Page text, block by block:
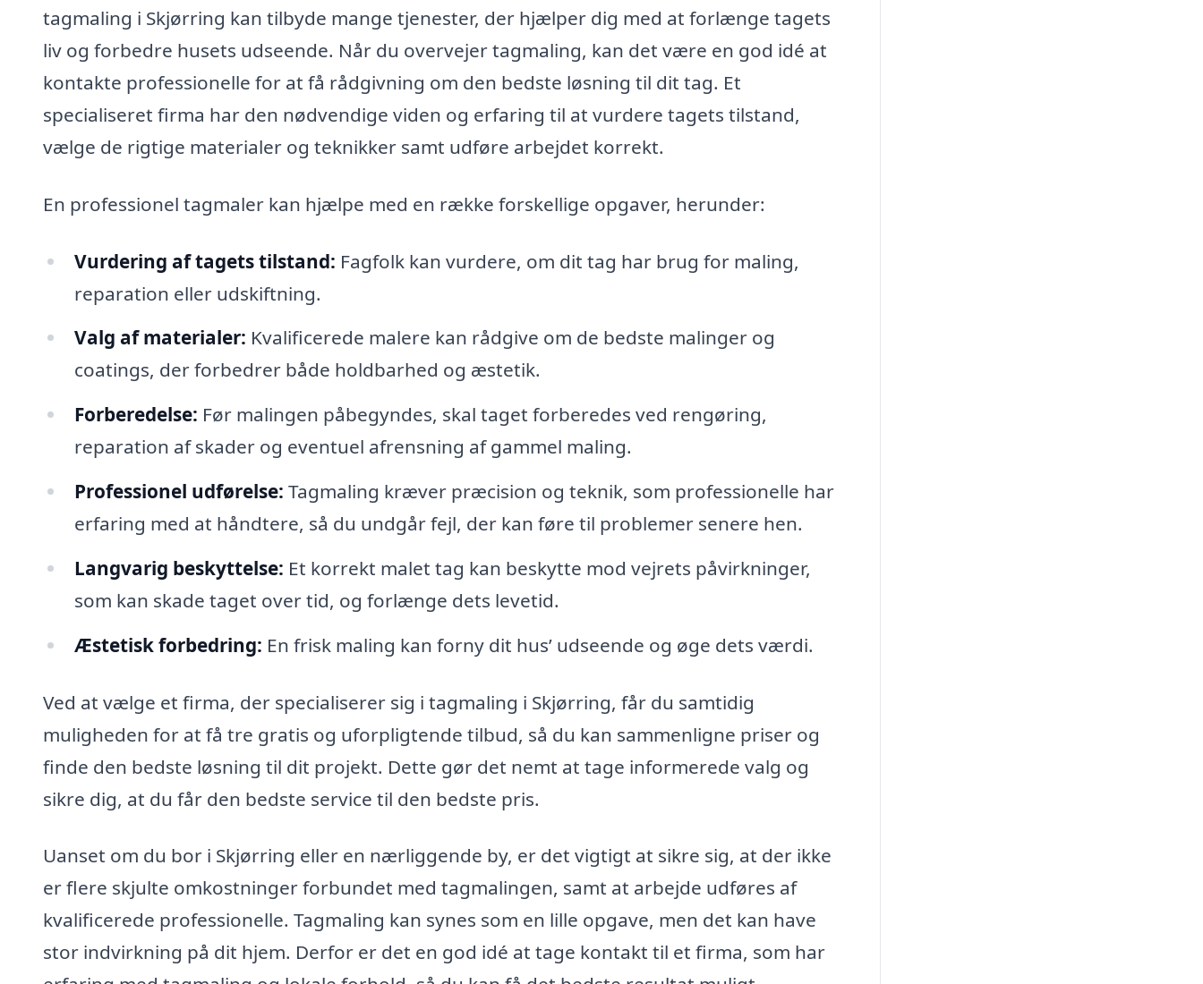
tagmaling i Skjørring kan tilbyde mange tjenester, der hjælper dig med at forlænge tagets
liv og forbedre husets udseende. Når du overvejer tagmaling, kan det være en god idé at
kontakte professionelle for at få rådgivning om den bedste løsning til dit tag. Et
specialiseret firma har den nødvendige viden og erfaring til at vurdere tagets tilstand,
vælge de rigtige materialer og teknikker samt udføre arbejdet korrekt.
En professionel tagmaler kan hjælpe med en række forskellige opgaver, herunder:
Vurdering af tagets tilstand: Fagfolk kan vurdere, om dit tag har brug for maling,
reparation eller udskiftning.
Valg af materialer: Kvalificerede malere kan rådgive om de bedste malinger og
coatings, der forbedrer både holdbarhed og æstetik.
Forberedelse: Før malingen påbegyndes, skal taget forberedes ved rengøring,
reparation af skader og eventuel afrensning af gammel maling.
Professionel udførelse: Tagmaling kræver præcision og teknik, som professionelle har
erfaring med at håndtere, så du undgår fejl, der kan føre til problemer senere hen.
Langvarig beskyttelse: Et korrekt malet tag kan beskytte mod vejrets påvirkninger,
som kan skade taget over tid, og forlænge dets levetid.
Æstetisk forbedring: En frisk maling kan forny dit hus’ udseende og øge dets værdi.
Ved at vælge et firma, der specialiserer sig i tagmaling i Skjørring, får du samtidig
muligheden for at få tre gratis og uforpligtende tilbud, så du kan sammenligne priser og
finde den bedste løsning til dit projekt. Dette gør det nemt at tage informerede valg og
sikre dig, at du får den bedste service til den bedste pris.
Uanset om du bor i Skjørring eller en nærliggende by, er det vigtigt at sikre sig, at der ikke
er flere skjulte omkostninger forbundet med tagmalingen, samt at arbejde udføres af
kvalificerede professionelle. Tagmaling kan synes som en lille opgave, men det kan have
stor indvirkning på dit hjem. Derfor er det en god idé at tage kontakt til et firma, som har